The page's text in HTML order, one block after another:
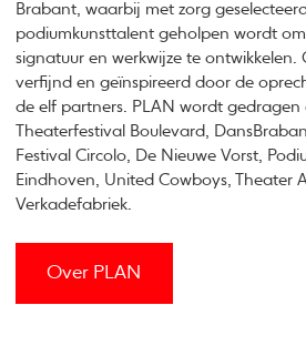
Brabant, waarbij met zorg
podiumkunsttalent geholpen wordt
signatuur en werkwijze te
verfijnd en geïnspireerd door de
de elf partners. PLAN wordt gedragen
Theaterfestival Boulevard,
Festival Circolo, De Nieuwe Vorst,
Eindhoven, United Cowboys, Theater
Verkadefabriek.
Over PLAN